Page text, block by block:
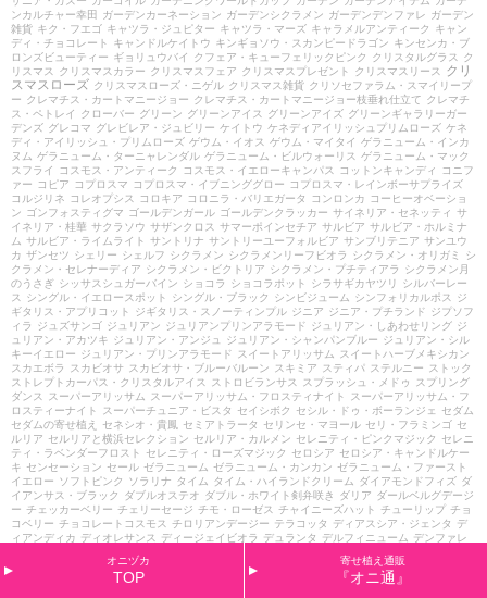
ンカルチャー幸田
ガーデンカーネーション ガーデンシクラメン ガーデンデンファレ ガーデン
雑貨 キク・フエゴ キャツラ・ジュピター キャツラ・マーズ キャラメルアンティーク
キャン
ディ・チョコレート
キャンドルケイトウ キンギョソウ・スカンピードラゴン キンセンカ・ブ
ロンズビューティー ギョリュウバイ クフェア・キューフェリックピンク クリスタルグラス
ク
リスマス
クリスマスカラー クリスマスフェア クリスマスプレゼント クリスマスリース
クリ
スマスローズ クリスマスローズ・ニゲル クリスマス雑貨 クリソセファラム・スマイリープ
ー クレマチス・カートマニージョー クレマチス・カートマニージョー枝垂れ仕立て クレマチ
ス・ペトレイ
クローバー グリーン グリーンアイス グリーンアイズ グリーンギャラリーガー
デンズ グレコマ グレビレア・ジュビリー ケイトウ ケネディアイリッシュプリムローズ ケネ
ディ・アイリッシュ・プリムローズ ゲウム・イオス ゲウム・マイタイ ゲラニューム・インカ
ヌム ゲラニューム・ターニャレンダル ゲラニューム・ビルウォーリス ゲラニューム・マック
スフライ
コスモス・アンティーク コスモス・イエローキャンパス コットンキャンディ
コニフ
ァー
コピア コプロスマ コプロスマ・イブニンググロー
コプロスマ・レインボーサプライズ
コルジリネ
コレオプシス コロキア コロニラ・バリエガータ コンロンカ
コーヒーオベーショ
ン ゴンフォスティグマ ゴールデンガール ゴールデンクラッカー サイネリア・セネッティ サ
イネリア・桂華 サクラソウ サザンクロス サマーポインセチア サルビア サルビア・ホルミナ
ム サルビア・ライムライト サントリナ サントリーユーフォルビア サンブリテニア サンユウ
カ ザンセツ シェリー シェルフ シクラメン シクラメンリーフビオラ シクラメン・オリガミ
シ
クラメン・セレナーディア シクラメン・ビクトリア シクラメン・プチティアラ
シクラメン月
のうさぎ シッサスシュガーバイン ショコラ ショコラポット シラサギカヤツリ
シルバーレー
ス
シングル・イエロースポット シングル・ブラック シンビジューム シンフォリカルポス
ジ
ギタリス・アプリコット
ジギタリス・スノーティンプル ジニア ジニア・プチランド ジプソフ
ィラ
ジュズサンゴ ジュリアン ジュリアンプリンアラモード ジュリアン・しあわせリング ジ
ュリアン・アカツキ ジュリアン・アンジュ ジュリアン・シャンパンブルー ジュリアン・シル
キーイエロー ジュリアン・プリンアラモード スイートアリッサム
スイートハーブメキシカン
スカエボラ
スカビオサ スカビオサ・ブルーバルーン スキミア スティパ ステルニー
ストック
ストレプトカーパス・クリスタルアイス
ストロビランサス スプラッシュ・メドゥ
スプリング
ダンス
スーパーアリッサム スーパーアリッサム・フロスティナイト
スーパーアリッサム・フ
ロスティーナイト
スーパーチュニア・ビスタ セイシボク セシル・ドゥ・ボーランジェ
セダム
セダムの寄せ植え
セネシオ・貴鳳 セミアトラータ セリンセ・マヨール セリ・フラミンゴ セ
ルリア セルリアと横浜セレクション セルリア・カルメン セレニティ・ピンクマジック
セレニ
ティ・ラベンダーフロスト
セレニティ・ローズマジック セロシア セロシア・キャンドルケー
キ センセーション セール ゼラニューム ゼラニューム・カンカン ゼラニューム・ファースト
イエロー ソフトピンク ソラリナ タイム タイム・ハイランドクリーム ダイアモンドフィズ ダ
イアンサス・ブラック
ダブルオステオ ダブル・ホワイト剣弁咲き ダリア ダールベルグデージ
ー チェッカーベリー チェリーセージ チモ・ローゼス チャイニーズハット チューリップ チョ
コベリー チョコレートコスモス チロリアンデージー テラコッタ ディアスシア・ジェンタ
デ
ィアンディカ ディオレサンス ディージェイビオラ デュランタ デルフィニューム デンファレ
ドドナエア・ポップブッシュ
ナチュラルテイスト ナデシコ・ピーチプリンセス
デシコ・ブラックアダー ニューサイラン ネシア・ファンタジーピンク ネメシア
オニヅカ
TOP
寄せ植え通販
『オニ通』